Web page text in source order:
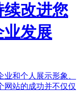
续改进您
业发展
和个人展示形象、
网站的成功并不仅仅